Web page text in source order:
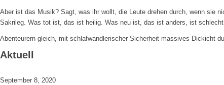
Aber ist das Musik? Sagt, was ihr wollt, die Leute drehen durch, wenn sie
Sakrileg. Was tot ist, das ist heilig. Was neu ist, das ist anders, ist
Abenteurern gleich, mit schlafwandlerischer Sicherheit massives Dickicht
Aktuell
September 8, 2020